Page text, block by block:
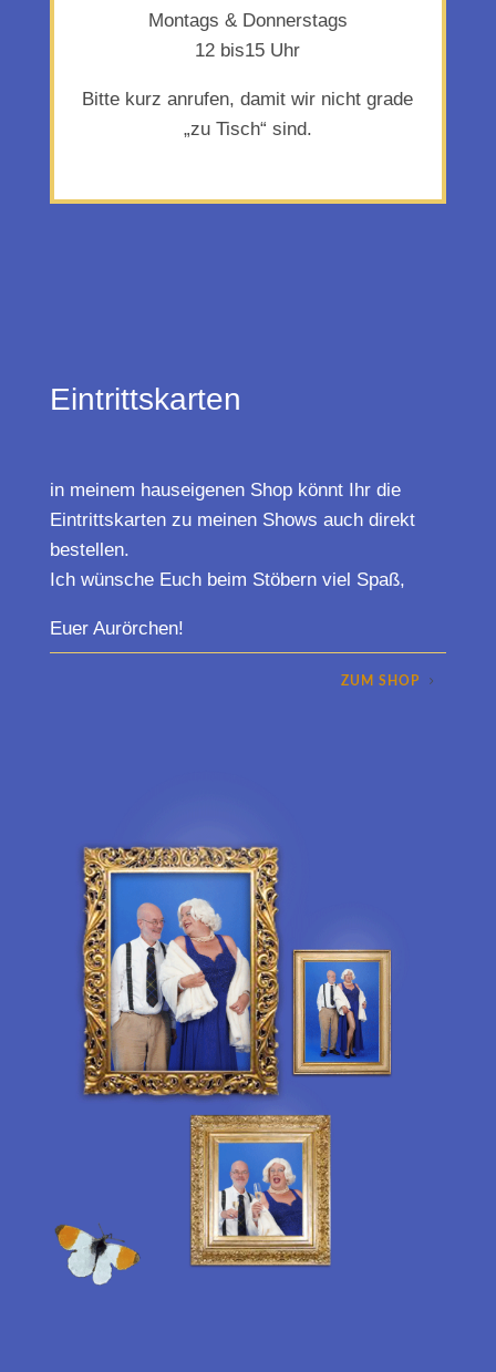
Montags & Donnerstags
12 bis15 Uhr
Bitte kurz anrufen, damit wir nicht grade
„zu Tisch“ sind.
Eintrittskarten
in meinem hauseigenen Shop könnt Ihr die
Eintrittskarten zu meinen Shows auch direkt
bestellen.
Ich wünsche Euch beim Stöbern viel Spaß,
Euer Aurörchen!
ZUM SHOP